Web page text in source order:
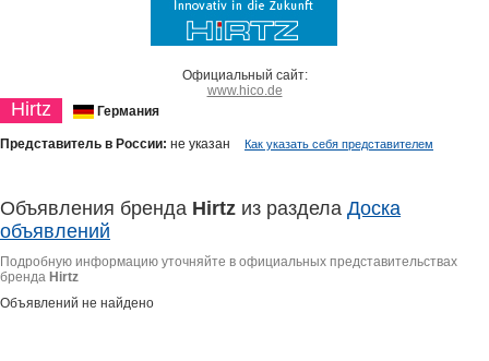
Официальный сайт:
www.hico.de
Hirtz Германия
Представитель в России: не указан Как указать себя представителем
Объявления бренда Hirtz из раздела Доска
объявлений
Подробную информацию уточняйте в официальных представительствах
бренда Hirtz
Объявлений не найдено